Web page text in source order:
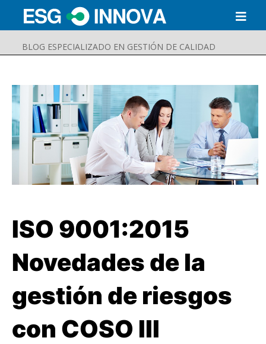
BLOG ESPECIALIZADO EN GESTIÓN DE CALIDAD
Buscar Enviar
ISO 9001:2015
Novedades de la
gestión de riesgos
con COSO III